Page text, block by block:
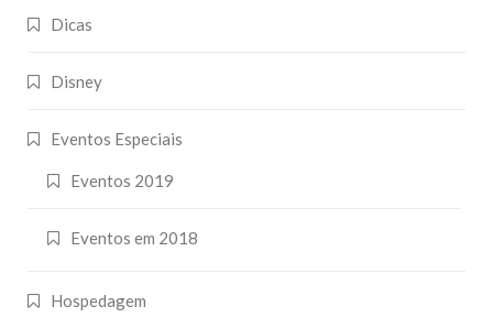
Dicas
Disney
Eventos Especiais
Eventos 2019
Eventos em 2018
Hospedagem